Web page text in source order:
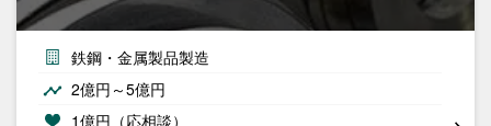
鉄鋼・金属製品製造
2億円～5億円
1億円（応相談）